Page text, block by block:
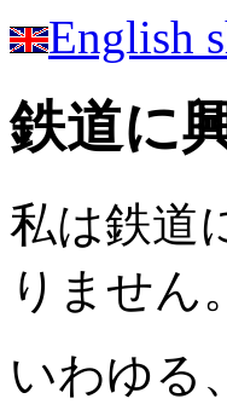
English
鉄道に
私は鉄道
りません。
いわゆる